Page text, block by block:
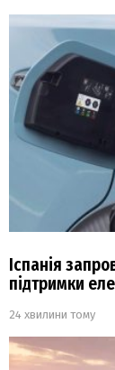
Іспанія
підтримки
24 хвилини тому